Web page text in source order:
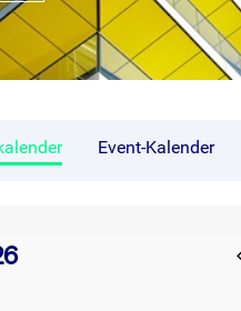
Event-Kalender